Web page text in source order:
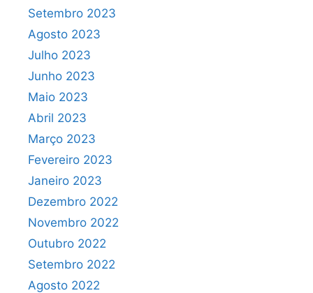
Setembro 2023
Agosto 2023
Julho 2023
Junho 2023
Maio 2023
Abril 2023
Março 2023
Fevereiro 2023
Janeiro 2023
Dezembro 2022
Novembro 2022
Outubro 2022
Setembro 2022
Agosto 2022